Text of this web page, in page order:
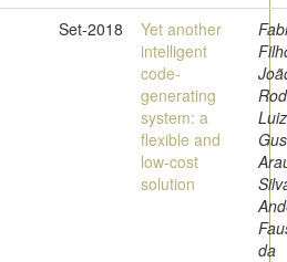
Set-2018
Yet another
intelligent
code-
generating
system: a
flexible and
low-cost
solution
Luiz
da